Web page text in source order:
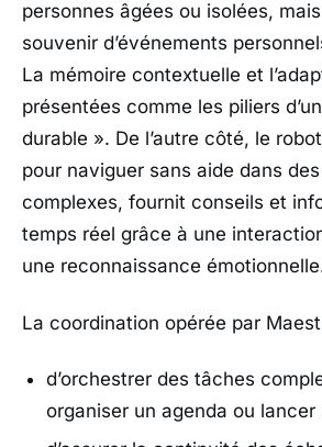
personnes âgées ou isolées,
souvenir d’événements
La mémoire contextuelle et
présentées comme les piliers
durable ». De l’autre côté, le robot
pour naviguer sans aide dans
complexes, fournit conseils et
temps réel grâce à une
une reconnaissance
La coordination opérée par
d’orchestrer des tâches
organiser un agenda ou